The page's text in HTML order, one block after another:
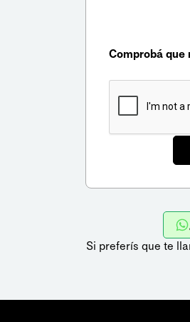
Comprobá que
Si preferís que te